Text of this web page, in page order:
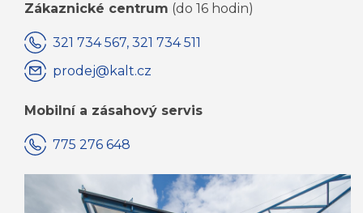
Zákaznické centrum (do 16 hodin)
321 734 567, 321 734 511
prodej@kalt.cz
Mobilní a zásahový servis
775 276 648
KOMPLETNÍ KONTAKTY JSOU ZDE